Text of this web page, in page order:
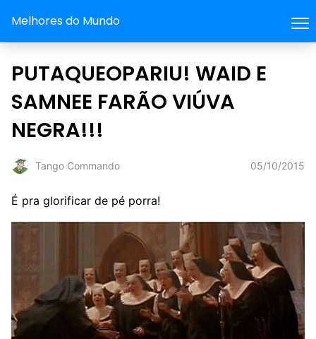
Melhores do Mundo
PUTAQUEOPARIU! WAID E
SAMNEE FARÃO VIÚVA
NEGRA!!!
Tango Commando 05/10/2015
É pra glorificar de pé porra!